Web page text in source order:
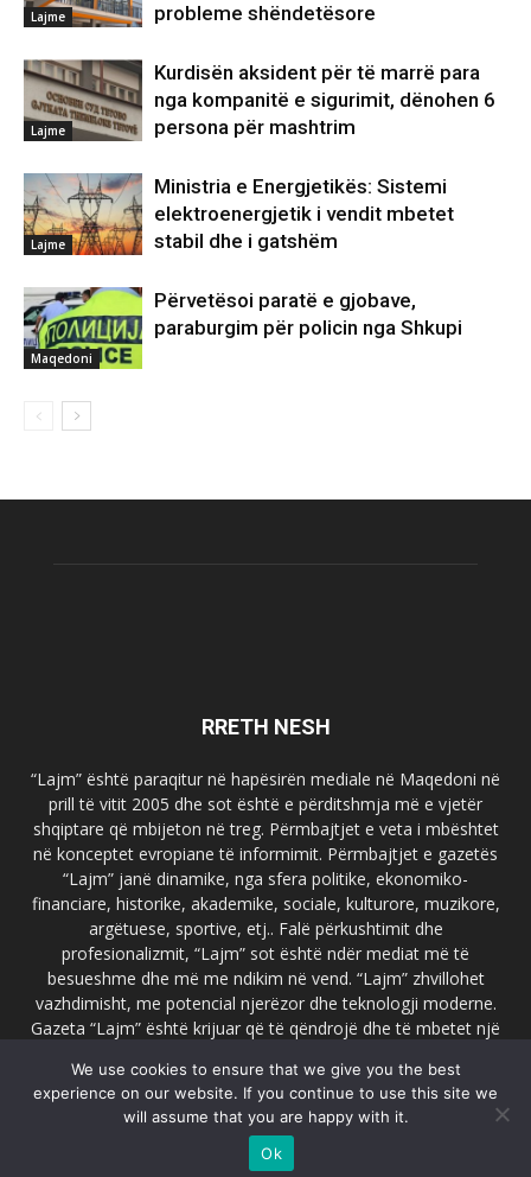
Lajme
probleme shëndetësore
Lajme
Kurdisën aksident për të marrë para
nga kompanitë e sigurimit, dënohen 6
persona për mashtrim
Lajme
Ministria e Energjetikës: Sistemi
elektroenergjetik i vendit mbetet
stabil dhe i gatshëm
Maqedoni
Përvetësoi paratë e gjobave,
paraburgim për policin nga Shkupi
RRETH NESH
“Lajm” është paraqitur në hapësirën mediale në Maqedoni në
prill të vitit 2005 dhe sot është e përditshmja më e vjetër
shqiptare që mbijeton në treg. Përmbajtjet e veta i mbështet
në konceptet evropiane të informimit. Përmbajtjet e gazetës
“Lajm” janë dinamike, nga sfera politike, ekonomiko-
financiare, historike, akademike, sociale, kulturore, muzikore,
argëtuese, sportive, etj.. Falë përkushtimit dhe
profesionalizmit, “Lajm” sot është ndër mediat më të
besueshme dhe më me ndikim në vend. “Lajm” zhvillohet
vazhdimisht, me potencial njerëzor dhe teknologji moderne.
Gazeta “Lajm” është krijuar që të qëndrojë dhe të mbetet një
faqja zyrtare e gazetës “Lajm”, www.lajmpress.org është një
ndër portalet më të njohur në Maqedoni.
lajm.sk@gmail.com
We use cookies to ensure that we give you the best
experience on our website. If you continue to use this site we
will assume that you are happy with it.
Ok